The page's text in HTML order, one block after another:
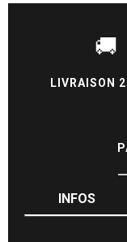
🚚
LIVRAISON
INFOS